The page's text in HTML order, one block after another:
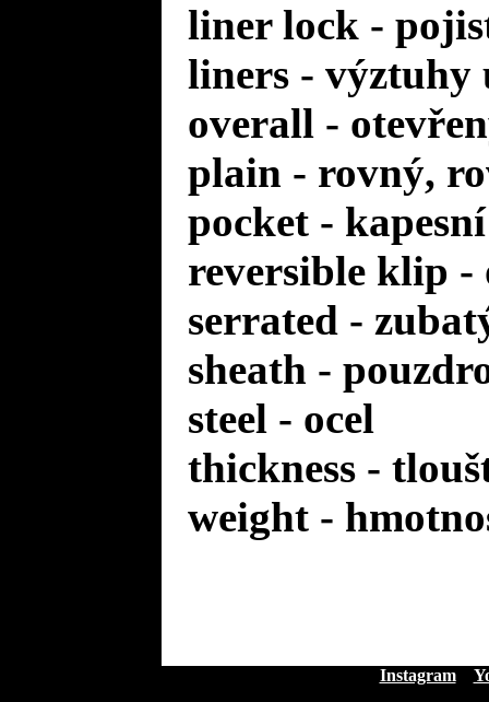
liner lock -
liners -
overall -
plain - rovný,
pocket - kapesní
reversible klip
serrated -
sheath -
steel - ocel
thickness -
weight -
Instagram